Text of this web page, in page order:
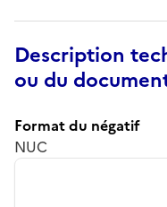
Description
ou du
Format du négatif
NUC